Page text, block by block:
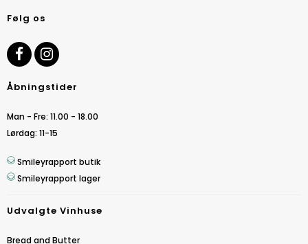
Følg os
Åbningstider
Man - Fre: 11.00 - 18.00
Lørdag: 11-15
Smileyrapport butik
Smileyrapport lager
Udvalgte Vinhuse
Bread and Butter